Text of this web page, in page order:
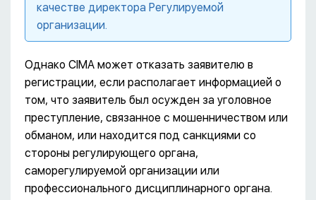
качестве директора Регулируемой
организации.
Однако CIMA может отказать заявителю в
регистрации, если располагает информацией о
том, что заявитель был осужден за уголовное
преступление, связанное с мошенничеством или
обманом, или находится под санкциями со
стороны регулирующего органа,
саморегулируемой организации или
профессионального дисциплинарного органа.